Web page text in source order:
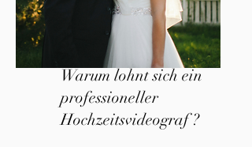
Warum lohnt sich ein
professioneller
Hochzeitsvideograf ?